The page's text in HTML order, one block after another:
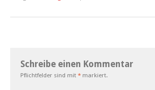
Schreibe einen Kommentar
Pflichtfelder sind mit * markiert.